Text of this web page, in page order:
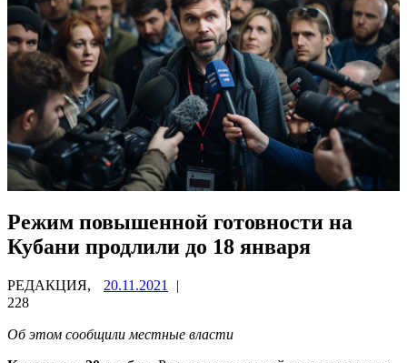
Режим повышенной готовности на
Кубани продлили до 18 января
РЕДАКЦИЯ, 20.11.2021
|
228
Об этом сообщили местные власти